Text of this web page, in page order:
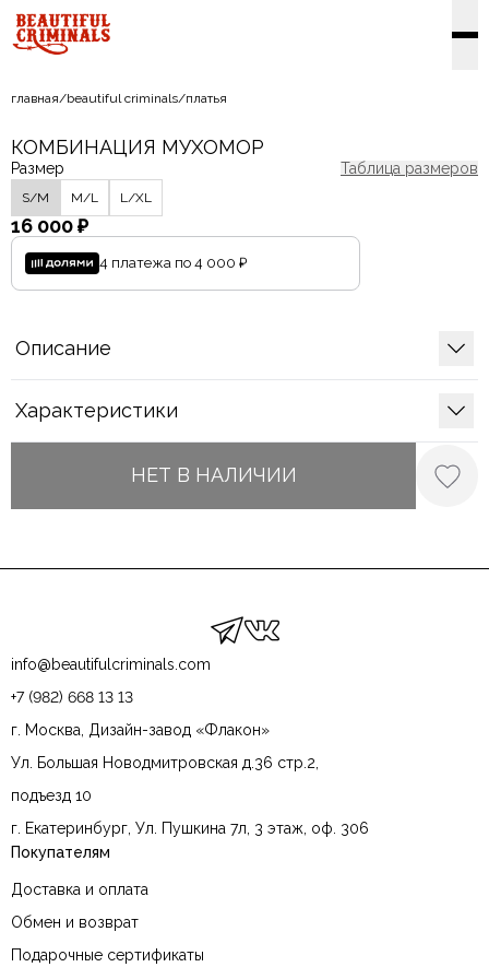
главная/beautiful criminals/платья
КОМБИНАЦИЯ МУХОМОР
Размер Таблица размеров
S/M M/L L/XL
16 000 ₽
4 платежа по 4 000 ₽
Описание
Характеристики
НЕТ В НАЛИЧИИ
info@beautifulcriminals.com
+7 (982) 668 13 13
г. Москва, Дизайн-завод «Флакон»
Ул. Большая Новодмитровская д.36 стр.2,
подъезд 10
г. Екатеринбург, Ул. Пушкина 7л, 3 этаж, оф. 306
Покупателям
Доставка и оплата
Обмен и возврат
Подарочные сертификаты